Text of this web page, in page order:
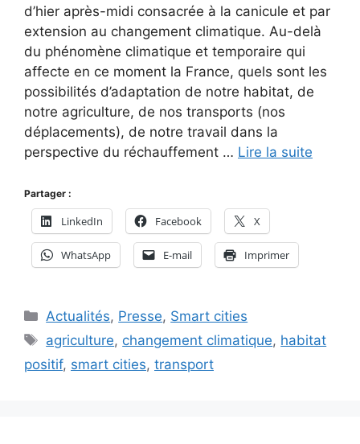
d’hier après-midi consacrée à la canicule et par
extension au changement climatique. Au-delà
du phénomène climatique et temporaire qui
affecte en ce moment la France, quels sont les
possibilités d’adaptation de notre habitat, de
notre agriculture, de nos transports (nos
déplacements), de notre travail dans la
perspective du réchauffement … Lire la suite
Partager :
LinkedIn Facebook X
WhatsApp E-mail Imprimer
Catégories
Actualités, Presse, Smart cities
Étiquettes
agriculture, changement climatique, habitat
positif, smart cities, transport